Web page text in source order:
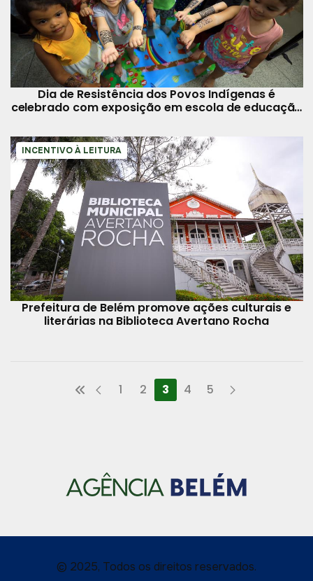
Dia de Resistência dos Povos Indígenas é
celebrado com exposição em escola de educação
INCENTIVO À LEITURA
Prefeitura de Belém promove ações culturais e
literárias na Biblioteca Avertano Rocha
1 2 3 4 5
© 2025, Todos os direitos reservados.